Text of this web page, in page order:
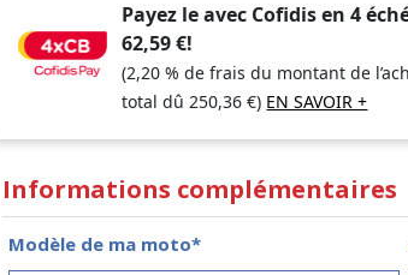
Payez le avec Cofidis en 4
62,59€!
(2,20 % de frais du montant de
total dû250,36€) EN SAVOIR +
Informations complémentaires
Modèle de ma moto*